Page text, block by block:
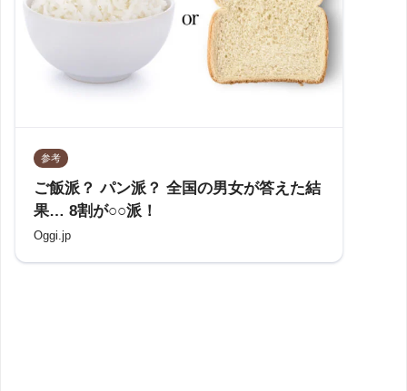
参考
ご飯派？ パン派？ 全国の男女が答えた結
果… 8割が○○派！
Oggi.jp